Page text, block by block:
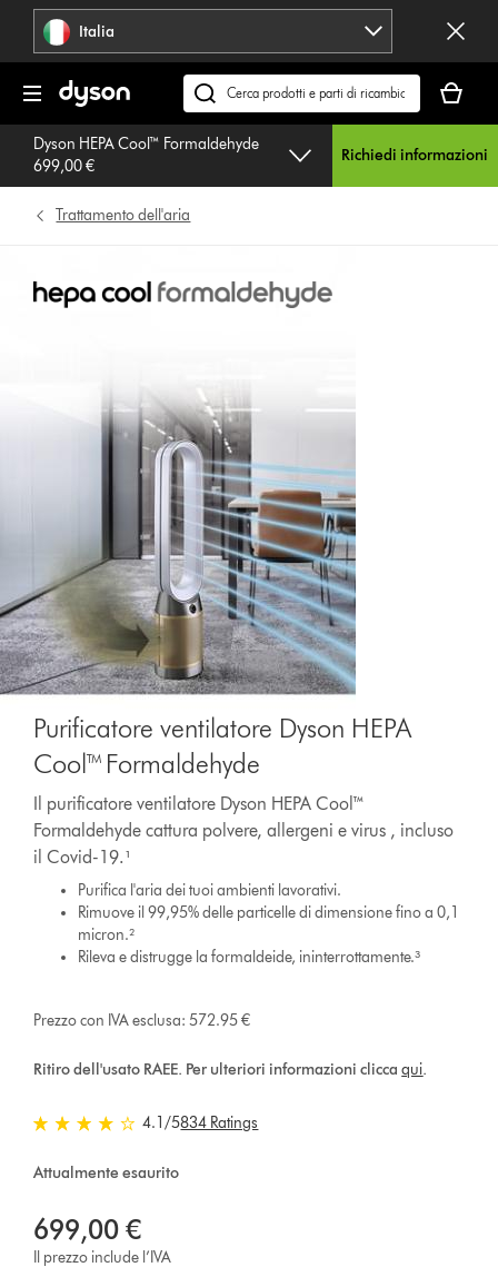
navigazione Italia
Cerca
su
dyson.it
carrello
è
vuoto
Dyson HEPA Cool™ Formaldehyde
699,00 €
Richiedi informazioni
Trattamento dell'aria
Purificatore ventilatore Dyson HEPA
Cool™ Formaldehyde
Il purificatore ventilatore Dyson HEPA Cool™
Formaldehyde cattura polvere, allergeni e virus , incluso
il Covid-19.¹
Purifica l'aria dei tuoi ambienti lavorativi.
Rimuove il 99,95% delle particelle di dimensione fino a 0,1
micron.²
Rileva e distrugge la formaldeide, ininterrottamente.³
Prezzo con IVA esclusa: 572.95 €
Ritiro dell'usato RAEE. Per ulteriori informazioni cliccaqui.
4.1 stelle su 5 da 834 Ratings
4.1/5834 Ratings
Attualmente esaurito
699,00 €
Il prezzo include l’IVA